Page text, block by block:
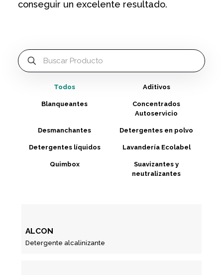
conseguir un excelente resultado.
Todos Aditivos
Blanqueantes
Concentrados
Autoservicio
Desmanchantes Detergentes en polvo
Detergentes líquidos Lavandería Ecolabel
Quimbox
Suavizantes y
neutralizantes
ALCON
Detergente alcalinizante